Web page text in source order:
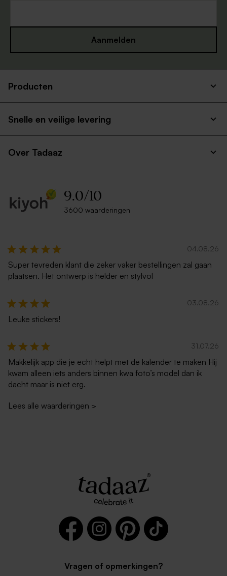
Aanmelden
Producten
Snelle en veilige levering
Over Tadaaz
9.0/10
3600 waarderingen
04.08.26
Super tevreden klant die zeker vaker bestellingen zal gaan
plaatsen. Het ontwerp is helder en stylvol
03.08.26
Leuke stickers!
31.07.26
Makkelijk app die je echt helpt met de kalender te maken Hij
kwam alleen iets anders binnen kwa foto’s model dan ik
dacht maar is niet erg.
Lees alle waarderingen >
Vragen of opmerkingen?